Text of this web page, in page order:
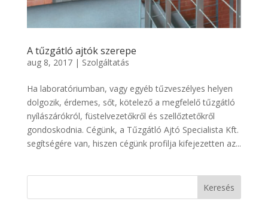
A tűzgátló ajtók szerepe
aug 8, 2017| Szolgáltatás
Ha laboratóriumban, vagy egyéb tűzveszélyes helyen
dolgozik, érdemes, sőt, kötelező a megfelelő tűzgátló
nyílászárókról, füstelvezetőkről és szellőztetőkről
gondoskodnia. Cégünk, a Tűzgátló Ajtó Specialista Kft.
segítségére van, hiszen cégünk profilja kifejezetten az...